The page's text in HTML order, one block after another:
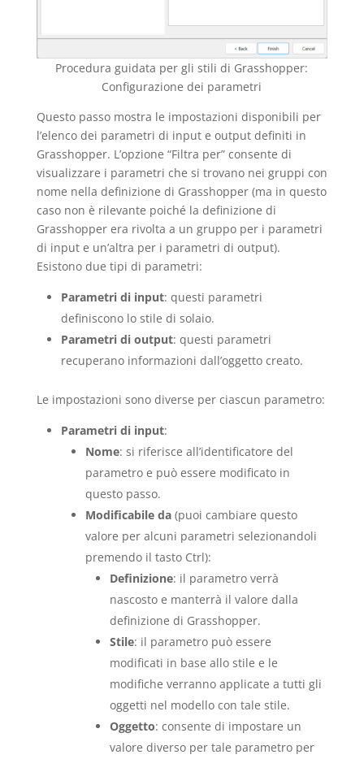
Procedura guidata per gli stili di Grasshopper:
Configurazione dei parametri
Questo passo mostra le impostazioni disponibili per
l’elenco dei parametri di input e output definiti in
Grasshopper. L’opzione “Filtra per” consente di
visualizzare i parametri che si trovano nei gruppi con
nome nella definizione di Grasshopper (ma in questo
caso non è rilevante poiché la definizione di
Grasshopper era rivolta a un gruppo per i parametri
di input e un’altra per i parametri di output).
Esistono due tipi di parametri:
Parametri di input: questi parametri
definiscono lo stile di solaio.
Parametri di output: questi parametri
recuperano informazioni dall’oggetto creato.
Le impostazioni sono diverse per ciascun parametro:
Parametri di input:
Nome: si riferisce all’identificatore del
parametro e può essere modificato in
questo passo.
Modificabile da(puoi cambiare questo
valore per alcuni parametri selezionandoli
premendo il tasto Ctrl):
Definizione: il parametro verrà
nascosto e manterrà il valore dalla
definizione di Grasshopper.
Stile: il parametro può essere
modificati in base allo stile e le
modifiche verranno applicate a tutti gli
oggetti nel modello con tale stile.
Oggetto: consente di impostare un
valore diverso per tale parametro per